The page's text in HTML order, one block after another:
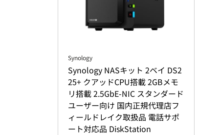
Synology
Synology NASキット 2ベイ DS2
25+ クアッドCPU搭載 2GBメモ
リ搭載 2.5GbE-NIC スタンダード
ユーザー向け 国内正規代理店フ
ィールドレイク取扱品 電話サポ
ート対応品 DiskStation